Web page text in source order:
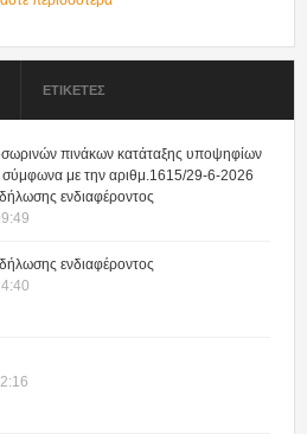
ΕΤΙΚΕΤΕΣ
πινάκων κατάταξης υποψηφίων
με την αριθμ.1615/29-6-2026
ενδιαφέροντος
ενδιαφέροντος